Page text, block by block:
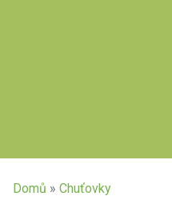
Domů » Chuťovky